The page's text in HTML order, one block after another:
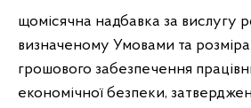
щомісячна надбавка за вислугу
визначеному Умовами та
грошового забезпечення
економічної безпеки,